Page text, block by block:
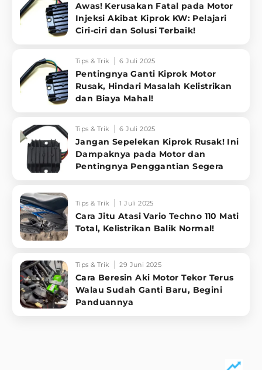
Awas! Kerusakan Fatal pada Motor
Injeksi Akibat Kiprok KW: Pelajari
Ciri-ciri dan Solusi Terbaik!
Tips & Trik 6 Juli 2025
Pentingnya Ganti Kiprok Motor
Rusak, Hindari Masalah Kelistrikan
dan Biaya Mahal!
Tips & Trik 6 Juli 2025
Jangan Sepelekan Kiprok Rusak! Ini
Dampaknya pada Motor dan
Pentingnya Penggantian Segera
Tips & Trik 1 Juli 2025
Cara Jitu Atasi Vario Techno 110 Mati
Total, Kelistrikan Balik Normal!
Tips & Trik 29 Juni 2025
Cara Beresin Aki Motor Tekor Terus
Walau Sudah Ganti Baru, Begini
Panduannya